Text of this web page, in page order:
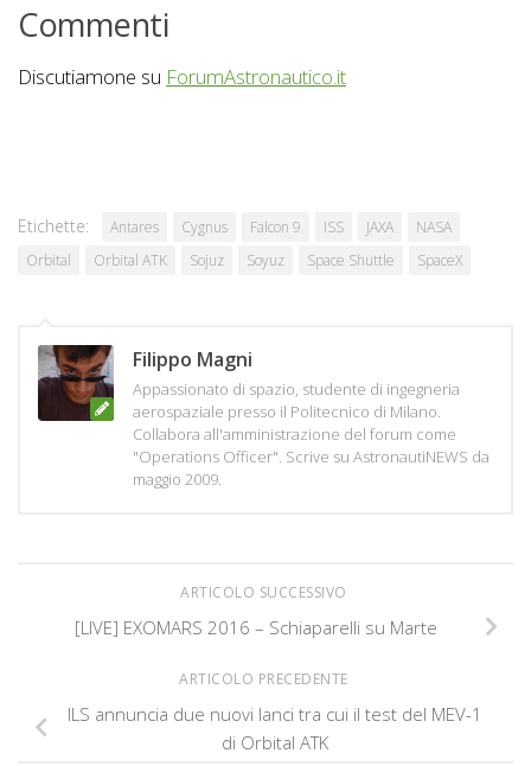
Commenti
Discutiamone su ForumAstronautico.it
Etichette: Antares Cygnus Falcon 9 ISS JAXA
NASA
Orbital
Orbital ATK Sojuz Soyuz Space Shuttle SpaceX
Filippo Magni
Appassionato di spazio, studente di ingegneria
aerospaziale presso il Politecnico di Milano.
Collabora all'amministrazione del forum come
"Operations Officer". Scrive su AstronautiNEWS da
maggio 2009.
ARTICOLO SUCCESSIVO
[LIVE] EXOMARS 2016 – Schiaparelli su Marte
ARTICOLO PRECEDENTE
ILS annuncia due nuovi lanci tra cui il test del MEV-1
di Orbital ATK